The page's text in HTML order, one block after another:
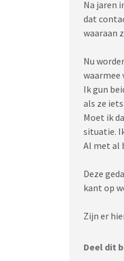
Na jaren
dat
waaraan
Nu
waarmee
Ik gun
als ze
Moet ik
situatie.
Al met al
Deze
kant op
Zijn er
Deel dit